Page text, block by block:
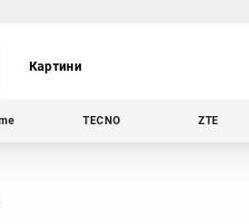
Картини
TECNO ZTE